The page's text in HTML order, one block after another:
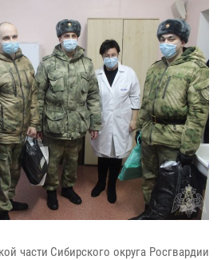
части Сибирского округа Росгвардии